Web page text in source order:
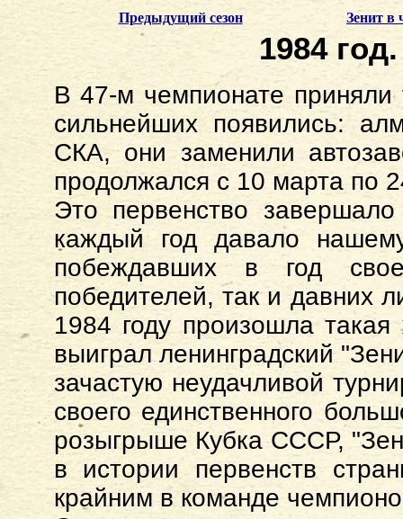
Предыдущий сезон Зенит в
1984
В 47-м чемпионате приняли
сильнейших появились:
СКА, они заменили
продолжался с 10 марта по
Это первенство
каждый год давало
побеждавших в год
победителей, так и давних
1984 году произошла
выиграл ленинградский
зачастую неудачливой
своего единственного
розыгрыше Кубка СССР,
в истории первенств
крайним в команде